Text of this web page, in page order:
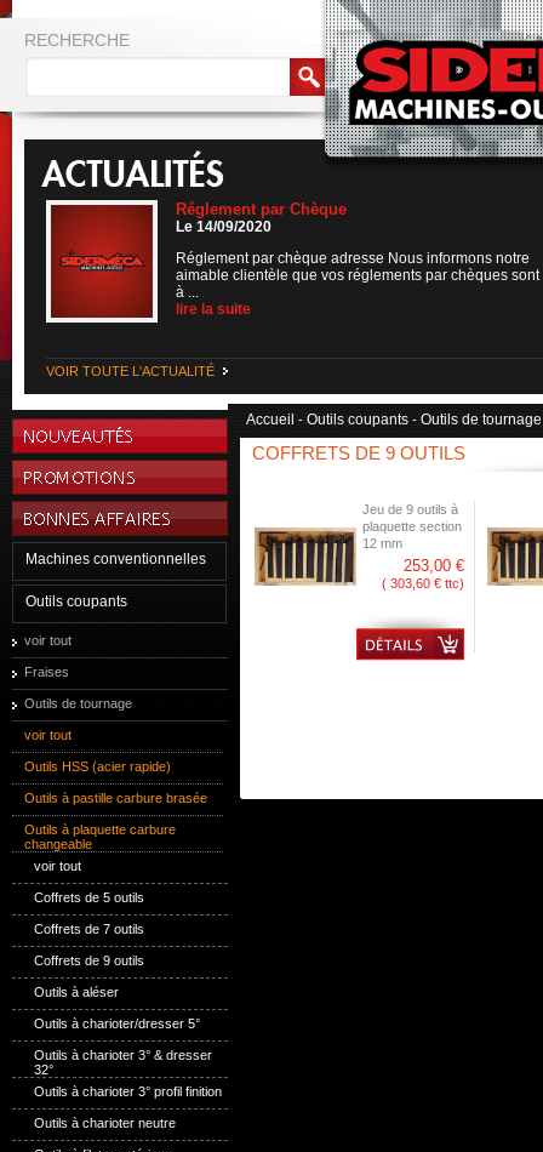
RECHERCHE
Réglement par Chèque
Le 14/09/2020
Réglement par chèque adresse Nous informons notre
aimable clientèle que vos réglements par chèques sont
à ...
lire la suite
VOIR TOUTE L'ACTUALITÉ
Machines conventionnelles
Outils coupants
voir tout
Fraises
Outils de tournage
voir tout
Outils HSS (acier rapide)
Outils à pastille carbure brasée
Outils à plaquette carbure
changeable
voir tout
Coffrets de 5 outils
Coffrets de 7 outils
Coffrets de 9 outils
Outils à aléser
Outils à charioter/dresser 5°
Outils à charioter 3° & dresser
32°
Outils à charioter 3° profil finition
Outils à charioter neutre
Accueil - Outils coupants - Outils de tournage
COFFRETS DE 9 OUTILS
Jeu de 9 outils à
plaquette section
12 mm
253,00 €
( 303,60 € ttc)